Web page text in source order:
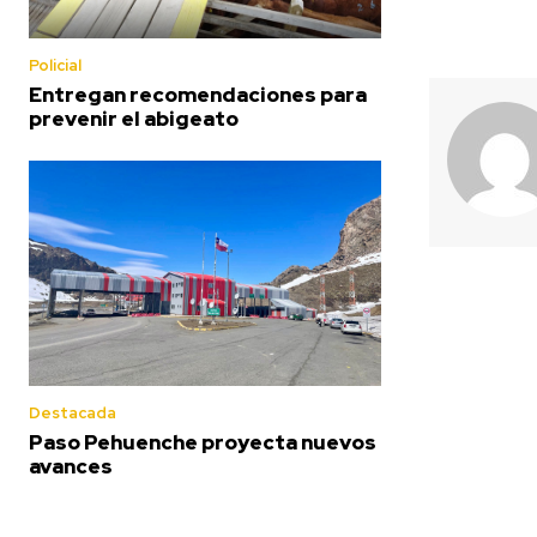
Policial
Entregan recomendaciones para
prevenir el abigeato
Destacada
Paso Pehuenche proyecta nuevos
avances